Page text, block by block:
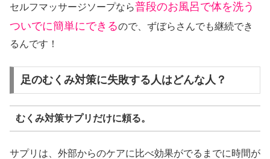
セルフマッサージソープなら普段のお風呂で体を洗う
ついでに簡単にできるので、ずぼらさんでも継続でき
るんです！
足のむくみ対策に失敗する人はどんな人？
むくみ対策サプリだけに頼る。
サプリは、外部からのケアに比べ効果がでるまでに時間が